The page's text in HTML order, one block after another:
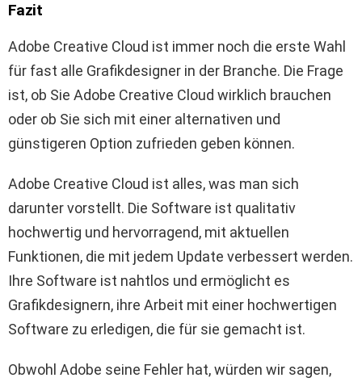
Fazit
Adobe Creative Cloud ist immer noch die erste Wahl
für fast alle Grafikdesigner in der Branche. Die Frage
ist, ob Sie Adobe Creative Cloud wirklich brauchen
oder ob Sie sich mit einer alternativen und
günstigeren Option zufrieden geben können.
Adobe Creative Cloud ist alles, was man sich
darunter vorstellt. Die Software ist qualitativ
hochwertig und hervorragend, mit aktuellen
Funktionen, die mit jedem Update verbessert werden.
Ihre Software ist nahtlos und ermöglicht es
Grafikdesignern, ihre Arbeit mit einer hochwertigen
Software zu erledigen, die für sie gemacht ist.
Obwohl Adobe seine Fehler hat, würden wir sagen,